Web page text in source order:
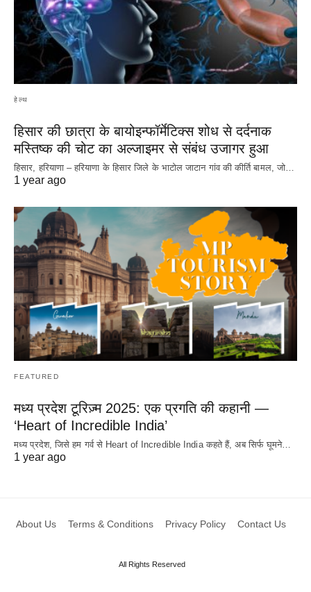
हेल्थ
हिसार की छात्रा के बायोइन्फॉर्मेटिक्स शोध से दर्दनाक
मस्तिष्क की चोट का अल्जाइमर से संबंध उजागर हुआ
हिसार, हरियाणा – हरियाणा के हिसार जिले के भाटोल जाटान गांव की कीर्ति बामल, जो…
1 year ago
FEATURED
मध्य प्रदेश टूरिज़्म 2025: एक प्रगति की कहानी —
‘Heart of Incredible India’
मध्य प्रदेश, जिसे हम गर्व से Heart of Incredible India कहते हैं, अब सिर्फ घूमने…
1 year ago
About Us Terms & Conditions Privacy Policy Contact Us
All Rights Reserved